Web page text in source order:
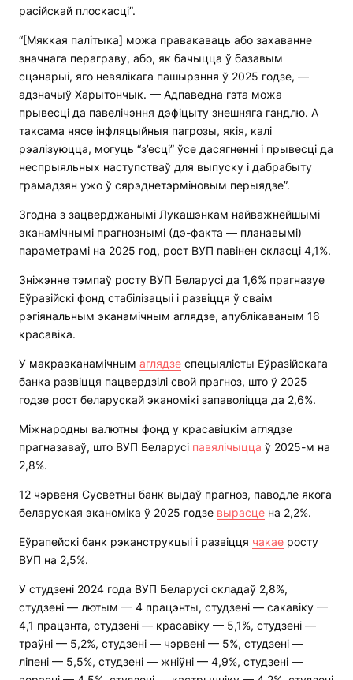
расійскай плоскасці”.
“[Мяккая палітыка] можа правакаваць або захаванне
значнага перагрэву, або, як бачыцца ў базавым
сцэнарыі, яго невялікага пашырэння ў 2025 годзе, —
адзначыў Харытончык. — Адпаведна гэта можа
прывесці да павелічэння дэфіцыту знешняга гандлю. А
таксама нясе інфляцыйныя пагрозы, якія, калі
рэалізуюцца, могуць “з’есці” ўсе дасягненні і прывесці да
неспрыяльных наступстваў для выпуску і дабрабыту
грамадзян ужо ў сярэднетэрміновым перыядзе”.
Згодна з зацверджанымі Лукашэнкам найважнейшымі
эканамічнымі прагнознымі (дэ-факта — планавымі)
параметрамі на 2025 год, рост ВУП павінен скласці 4,1%.
Зніжэнне тэмпаў росту ВУП Беларусі да 1,6% прагназуе
Еўразійскі фонд стабілізацыі і развіцця ў сваім
рэгіянальным эканамічным аглядзе, апублікаваным 16
красавіка.
У макраэканамічным аглядзе спецыялісты Еўразійскага
банка развіцця пацвердзілі свой прагноз, што ў 2025
годзе рост беларускай эканомікі запаволіцца да 2,6%.
Міжнародны валютны фонд у красавіцкім аглядзе
прагназаваў, што ВУП Беларусі павялічыцца ў 2025-м на
2,8%.
12 чэрвеня Сусветны банк выдаў прагноз, паводле якога
беларуская эканоміка ў 2025 годзе вырасце на 2,2%.
Еўрапейскі банк рэканструкцыі і развіцця чакае росту
ВУП на 2,5%.
У студзені 2024 года ВУП Беларусі складаў 2,8%,
студзені — лютым — 4 працэнты, студзені — сакавіку —
4,1 працэнта, студзені — красавіку — 5,1%, студзені —
траўні — 5,2%, студзені — чэрвені — 5%, студзені —
ліпені — 5,5%, студзені — жніўні — 4,9%, студзені —